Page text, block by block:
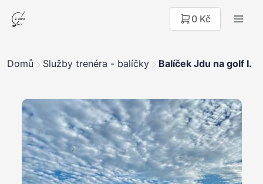
0 Kč
Domů Služby trenéra - balíčky Balíček Jdu na golf I.